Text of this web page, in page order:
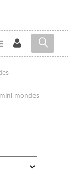
mini-mondes